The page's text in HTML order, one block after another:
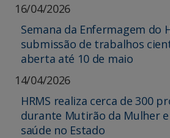
16/04/2026
Semana da Enfermagem do
submissão de trabalhos
aberta até 10 de maio
14/04/2026
HRMS realiza cerca de 300
durante Mutirão da Mulher
saúde no Estado